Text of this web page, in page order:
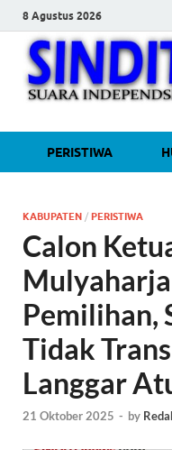
8 Agustus 2026
PERISTIWA
KABUPATEN / PERISTIWA
Calon
Pemilihan,
Tidak
Langgar
21 Oktober 2025 - by